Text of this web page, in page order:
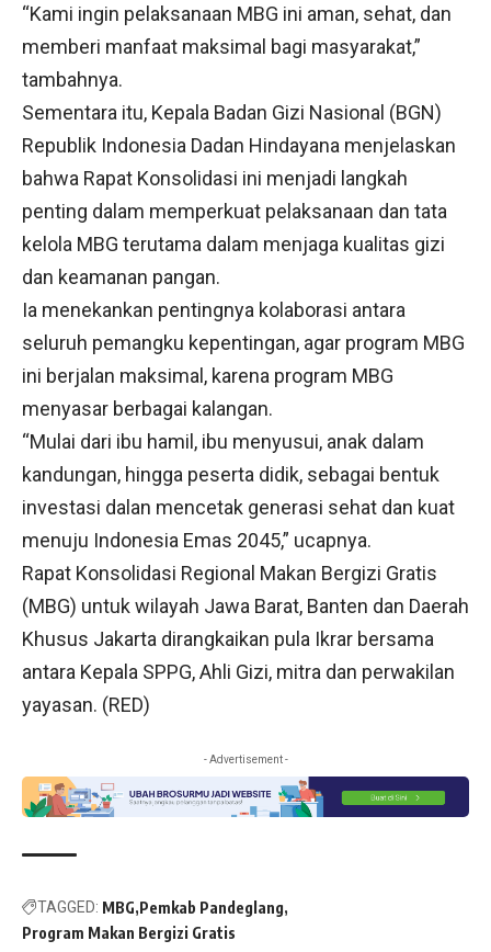
“Kami ingin pelaksanaan MBG ini aman, sehat, dan
memberi manfaat maksimal bagi masyarakat,”
tambahnya.
Sementara itu, Kepala Badan Gizi Nasional (BGN)
Republik Indonesia Dadan Hindayana menjelaskan
bahwa Rapat Konsolidasi ini menjadi langkah
penting dalam memperkuat pelaksanaan dan tata
kelola MBG terutama dalam menjaga kualitas gizi
dan keamanan pangan.
Ia menekankan pentingnya kolaborasi antara
seluruh pemangku kepentingan, agar program MBG
ini berjalan maksimal, karena program MBG
menyasar berbagai kalangan.
“Mulai dari ibu hamil, ibu menyusui, anak dalam
kandungan, hingga peserta didik, sebagai bentuk
investasi dalan mencetak generasi sehat dan kuat
menuju Indonesia Emas 2045,” ucapnya.
Rapat Konsolidasi Regional Makan Bergizi Gratis
(MBG) untuk wilayah Jawa Barat, Banten dan Daerah
Khusus Jakarta dirangkaikan pula Ikrar bersama
antara Kepala SPPG, Ahli Gizi, mitra dan perwakilan
yayasan. (RED)
- Advertisement -
TAGGED: MBG Pemkab Pandeglang
Program Makan Bergizi Gratis